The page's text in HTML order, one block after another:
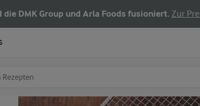
die DMK Group und Arla Foods fusioniert. Zur